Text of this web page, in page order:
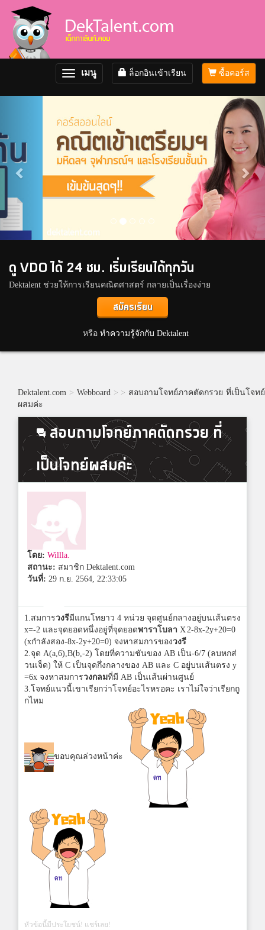
ซื้อคอร์ส
ล็อกอินเข้าเรียน
Toggle
navigation
เมนู
ดู VDO ได้ 24 ชม. เริ่มเรียนได้ทุกวัน
Dektalent ช่วยให้การเรียนคณิตศาสตร์ กลายเป็นเรื่องง่าย
สมัครเรียน
หรือ ทำความรู้จักกับ Dektalent
Dektalent.com > Webboard > > สอบถามโจทย์ภาคตัดกรวย ที่เป็นโจทย์
ผสมค่ะ
สอบถามโจทย์ภาคตัดกรวย ที่
เป็นโจทย์ผสมค่ะ
โดย: Willla.
สถานะ: สมาชิก Dektalent.com
วันที่: 29 ก.ย. 2564, 22:33:05
1.สมการวงรีมีแกนโทยาว 4 หน่วย จุดศูนย์กลางอยู่บนเส้นตรง
x=-2 และจุดยอดหนึ่งอยู่ที่จุดยอดพาราโบลา X2-8x-2y+20=0
(xกำลังสอง-8x-2y+20=0) จงหาสมการของวงรี
2.จุด A(a,6),B(b,-2) โดยที่ความชันของ AB เป็น-6/7 (ลบหกส่
วนเจ็ด) ให้ C เป็นจุดกึ่งกลางของ AB และ C อยู่บนเส้นตรง y
=6x จงหาสมการวงกลมที่มี AB เป็นเส้นผ่านศูนย์
3.โจทย์แนวนี้เขาเรียกว่าโจทย์อะไรหรอคะ เราไม่ใจว่าเรียกถู
กไหม
ขอบคุณล่วงหน้าค่ะ
หัวข้อนี้มีประโยชน์! แชร์เลย!